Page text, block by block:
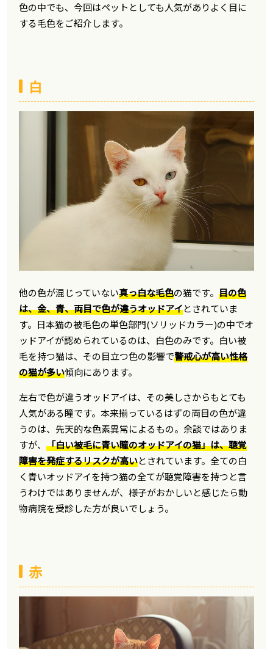
色の中でも、今回はペットとしても人気がありよく目に
する毛色をご紹介します。
白
他の色が混じっていない真っ白な毛色の猫です。目の色
は、金、青、両目で色が違うオッドアイとされていま
す。日本猫の被毛色の単色部門(ソリッドカラー)の中でオ
ッドアイが認められているのは、白色のみです。白い被
毛を持つ猫は、その目立つ色の影響で警戒心が高い性格
の猫が多い傾向にあります。
左右で色が違うオッドアイは、その美しさからもとても
人気がある瞳です。本来揃っているはずの両目の色が違
うのは、先天的な色素異常によるもの。余談ではありま
すが、「白い被毛に青い瞳のオッドアイの猫」は、聴覚
障害を発症するリスクが高いとされています。全ての白
く青いオッドアイを持つ猫の全てが聴覚障害を持つと言
うわけではありませんが、様子がおかしいと感じたら動
物病院を受診した方が良いでしょう。
赤